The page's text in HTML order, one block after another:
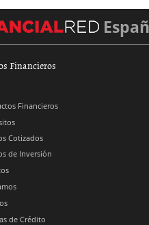
Financieros
Financieros
Cotizados
de Inversión
de Crédito